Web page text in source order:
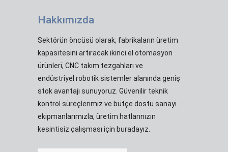
Hakkımızda
Sektörün öncüsü olarak, fabrikaların üretim
kapasitesini artıracak ikinci el otomasyon
ürünleri, CNC takım tezgahları ve
endüstriyel robotik sistemler alanında geniş
stok avantajı sunuyoruz. Güvenilir teknik
kontrol süreçlerimiz ve bütçe dostu sanayi
ekipmanlarımızla, üretim hatlarınızın
kesintisiz çalışması için buradayız.